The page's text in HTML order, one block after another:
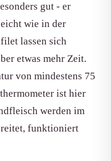
gut - er
wie in der
lassen sich
etwas mehr Zeit.
von mindestens 75
ist hier
werden im
funktioniert